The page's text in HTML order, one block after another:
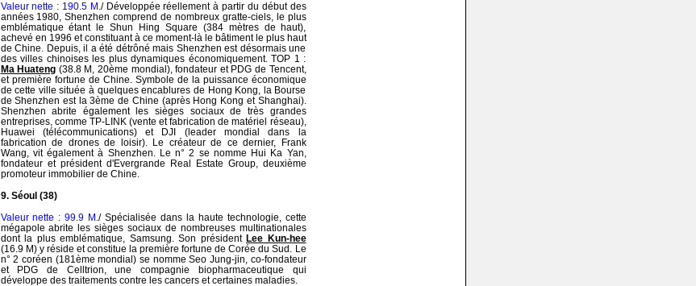
Valeur nette : 190.5 M. / Développée réellement à partir du début des
années 1980, Shenzhen comprend de nombreux gratte-ciels, le plus
emblématique étant le Shun Hing Square (384 mètres de haut),
achevé en 1996 et constituant à ce moment-là le bâtiment le plus haut
de Chine. Depuis, il a été détrôné mais Shenzhen est désormais une
des villes chinoises les plus dynamiques économiquement. TOP 1 :
Ma Huateng (38.8 M, 20ème mondial), fondateur et PDG de Tencent,
et première fortune de Chine. Symbole de la puissance économique
de cette ville située à quelques encablures de Hong Kong, la Bourse
de Shenzhen est la 3ème de Chine (après Hong Kong et Shanghai).
Shenzhen abrite également les sièges sociaux de très grandes
entreprises, comme TP-LINK (vente et fabrication de matériel réseau),
Huawei (télécommunications) et DJI (leader mondial dans la
fabrication de drones de loisir). Le créateur de ce dernier, Frank
Wang, vit également à Shenzhen. Le n° 2 se nomme Hui Ka Yan,
fondateur et président d'Evergrande Real Estate Group, deuxième
promoteur immobilier de Chine.
9. Séoul (38)
Valeur nette : 99.9 M./ Spécialisée dans la haute technologie, cette
mégapole abrite les sièges sociaux de nombreuses multinationales
dont la plus emblématique, Samsung. Son président Lee Kun-hee
(16.9 M) y réside et constitue la première fortune de Corée du Sud. Le
n° 2 coréen (181ème mondial) se nomme Seo Jung-jin, co-fondateur
et PDG de Celltrion, une compagnie biopharmaceutique qui
développe des traitements contre les cancers et certaines maladies.